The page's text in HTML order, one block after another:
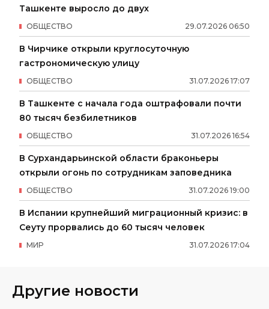
Ташкенте выросло до двух
29.07.2026 06:50
ОБЩЕСТВО
В Чирчике открыли круглосуточную
гастрономическую улицу
31.07.2026 17:07
ОБЩЕСТВО
В Ташкенте с начала года оштрафовали почти
80 тысяч безбилетников
31.07.2026 16:54
ОБЩЕСТВО
В Сурхандарьинской области браконьеры
открыли огонь по сотрудникам заповедника
31.07.2026 19:00
ОБЩЕСТВО
В Испании крупнейший миграционный кризис: в
Сеуту прорвались до 60 тысяч человек
31.07.2026 17:04
МИР
Другие новости